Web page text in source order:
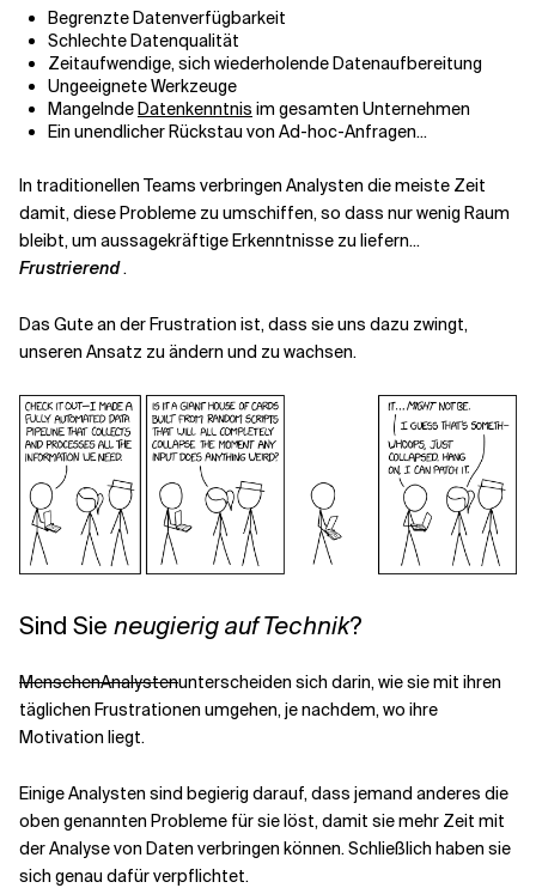
Begrenzte Datenverfügbarkeit
Schlechte Datenqualität
Zeitaufwendige, sich wiederholende Datenaufbereitung
Ungeeignete Werkzeuge
MangelndeDatenkenntnis im gesamten Unternehmen
Ein unendlicher Rückstau von Ad-hoc-Anfragen...
In traditionellen Teams verbringen Analysten die meiste Zeit
damit, diese Probleme zu umschiffen, so dass nur wenig Raum
bleibt, um aussagekräftige Erkenntnisse zu liefern...
Frustrierend.
Das Gute an der Frustration ist, dass sie uns dazu zwingt,
unseren Ansatz zu ändern und zu wachsen.
Sind Sie neugierig auf Technik?
MenschenAnalystenunterscheiden sich darin, wie sie mit ihren
täglichen Frustrationen umgehen, je nachdem, wo ihre
Motivation liegt.
Einige Analysten sind begierig darauf, dass jemand anderes die
oben genannten Probleme für sie löst, damit sie mehr Zeit mit
der Analyse von Daten verbringen können. Schließlich haben sie
sich genau dafür verpflichtet.